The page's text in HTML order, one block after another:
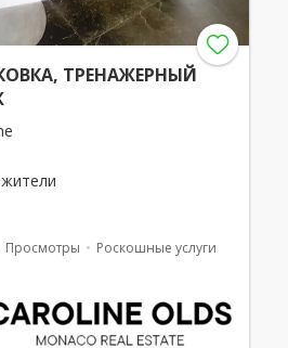
ТРЕНАЖЕРНЫЙ
Просмотры Роскошные услуги